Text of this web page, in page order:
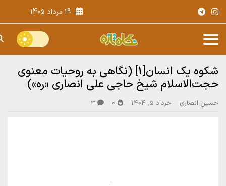
19 مرداد 1405
شکوه یک انسان[1] (نگاهی به روحیات معنوی
حجت‌الاسلام شیخ حاجی علی انصاری «ره»)
حسین انصاری خرداد 5, 1404 0
3